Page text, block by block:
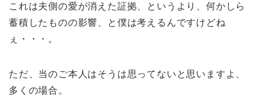
これは夫側の愛が消えた証拠、というより、何かしら
蓄積したものの影響、と僕は考えるんですけどね
ぇ・・・。
ただ、当のご本人はそうは思ってないと思いますよ、
多くの場合。